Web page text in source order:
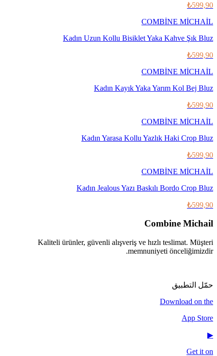
₺599,90
COMBİNE MİCHAİL
Kadın Uzun Kollu Bisiklet Yaka Kahve Şık Bluz
₺599,90
COMBİNE MİCHAİL
Kadın Kayık Yaka Yarım Kol Bej Bluz
₺599,90
COMBİNE MİCHAİL
Kadın Yarasa Kollu Yazlık Haki Crop Bluz
₺599,90
COMBİNE MİCHAİL
Kadın Jealous Yazı Baskılı Bordo Crop Bluz
₺599,90
Combine Michail
Kaliteli ürünler, güvenli alışveriş ve hızlı teslimat. Müşteri
memnuniyeti önceliğimizdir.
حمّل التطبيق
Download on the
App Store
▶
Get it on